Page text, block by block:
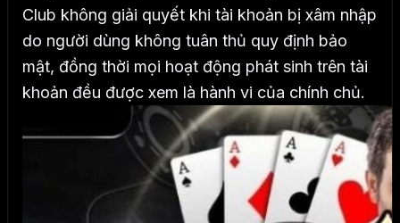
Club không giải quyết khi tài khoản bị xâm nhập
do người dùng không tuân thủ quy định bảo
mật, đồng thời mọi hoạt động phát sinh trên tài
khoản đều được xem là hành vi của chính chủ.